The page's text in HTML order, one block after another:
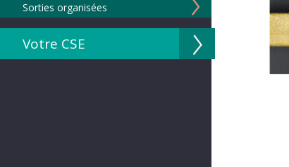
Sorties organisées
Votre CSE